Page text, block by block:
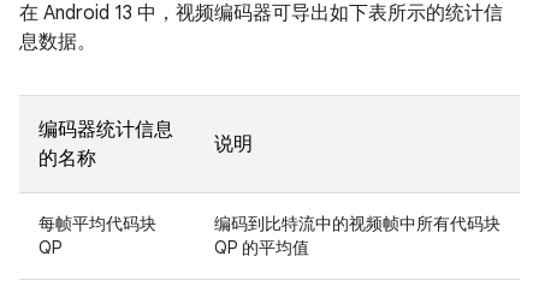
在 Android 13 中，视频编码器可导出如下表所示的统计信
息数据。
编码器统计信息
的名称
说明
每帧平均代码块
QP
编码到比特流中的视频帧中所有代码块
QP 的平均值